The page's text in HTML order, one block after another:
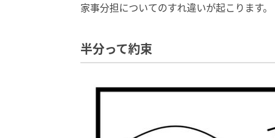
家事分担についてのすれ違いが起こります。
半分って約束